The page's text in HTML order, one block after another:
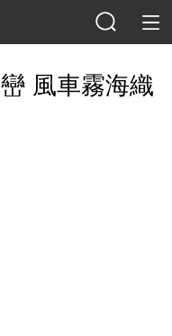
風車霧海織